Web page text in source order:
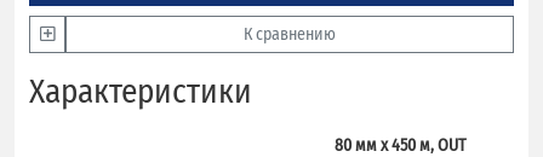
К сравнению
Характеристики
80 мм х 450 м, OUT